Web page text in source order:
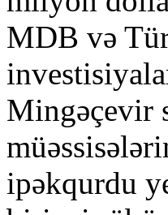
MDB və
Mingəçevir
ipəkqurdu